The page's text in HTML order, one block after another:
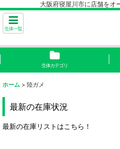
大阪府寝屋川市に店舗をオープ
生体一覧
生体カテゴリ
ホーム > 陸ガメ
最新の在庫状況
最新の在庫リストはこちら！